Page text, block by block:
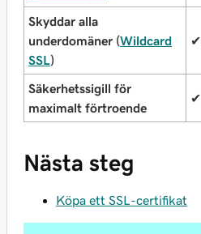
Skyddar alla
underdomäner (Wildcard
SSL )
✔
Säkerhetssigill för
maximalt förtroende
✔
Nästa steg
Köpa ett SSL-certifikat